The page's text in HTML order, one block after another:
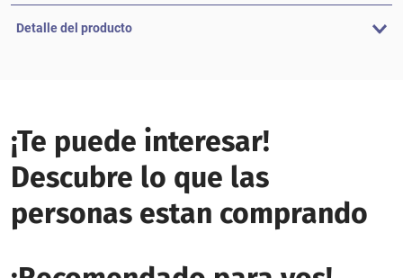
Detalle del producto
¡Te puede interesar!
Descubre lo que las
personas estan comprando